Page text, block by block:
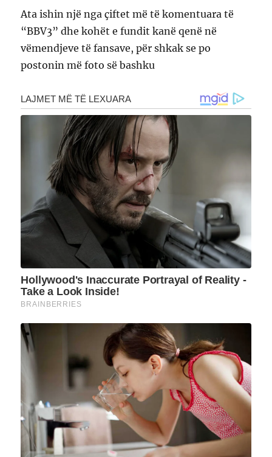
Ata ishin një nga çiftet më të komentuara të
“BBV3” dhe kohët e fundit kanë qenë në
vëmendjeve të fansave, për shkak se po
postonin më foto së bashku